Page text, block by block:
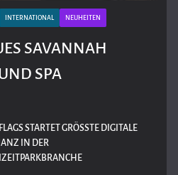
INTERNATIONAL NEUHEITEN
SAVANNAH
SPA
STARTET GRÖSSTE DIGITALE A
IN DER F